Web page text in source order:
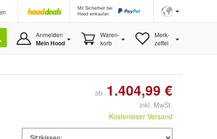
Mit Sicherheit bei
Hood einkaufen
Anmelden
Mein Hood
Waren-
korb
Merk-
zettel
ab 1.404,99 €
inkl. MwSt.
Kostenloser Versand